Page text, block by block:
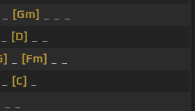
[Gm]
[D]
[Fm]
[C]